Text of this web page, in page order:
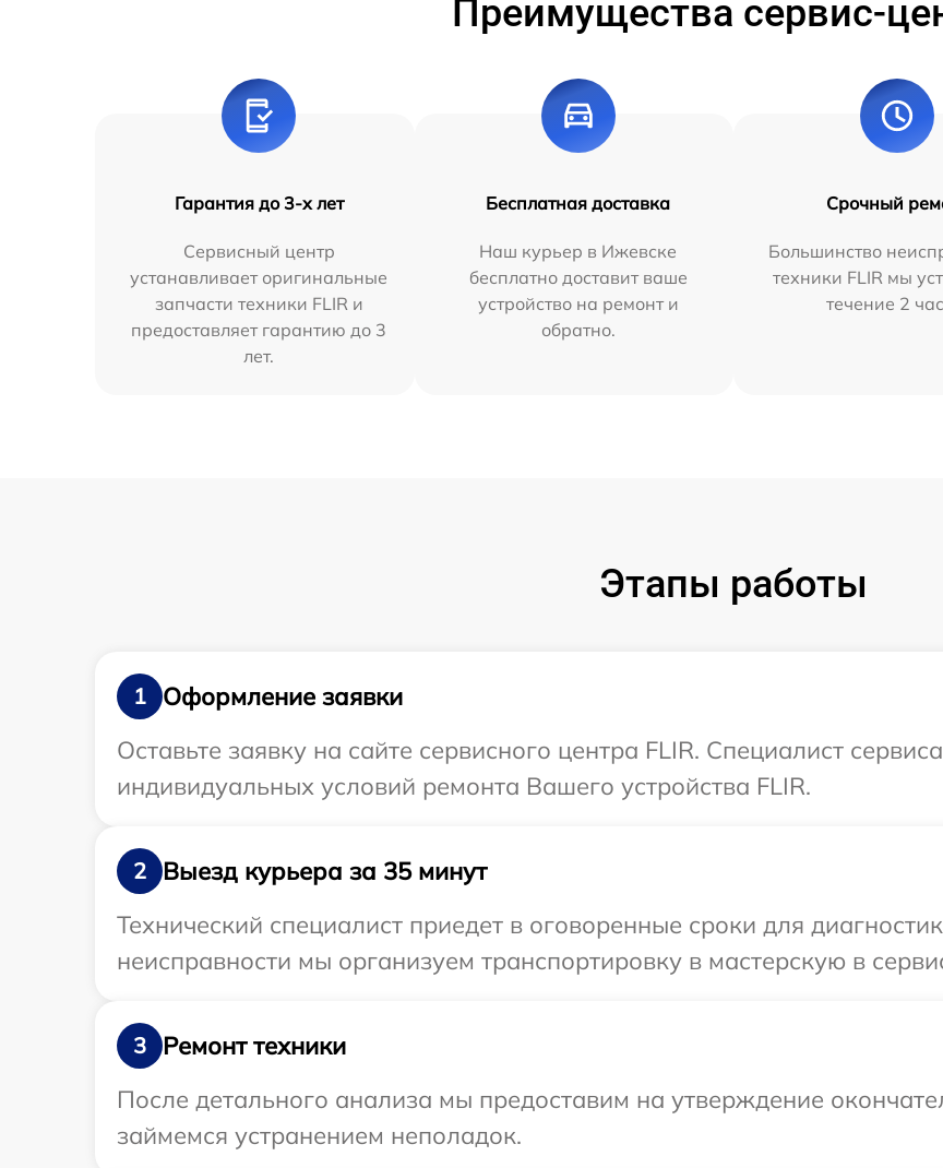
Преимущества сервис-
Гарантия до 3-х лет
Сервисный центр
устанавливает оригинальные
запчасти техники FLIR и
предоставляет гарантию до 3
лет.
Бесплатная доставка
Наш курьер в Ижевске
бесплатно доставит ваше
устройство на ремонт и
обратно.
Срочный
Большинство
техники FLIR мы
течение 2
Этапы работы
1
Оформление заявки
Оставьте заявку на сайте сервисного центра FLIR. Специалист
индивидуальных условий ремонта Вашего устройства FLIR.
2
Выезд курьера за 35 минут
Технический специалист приедет в оговоренные сроки для
неисправности мы организуем транспортировку в мастерскую в
3
Ремонт техники
После детального анализа мы предоставим на утверждение
займемся устранением неполадок.